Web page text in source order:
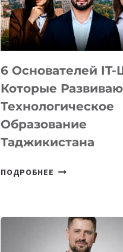
УСТРОЙСТВА
OPENAI
6 Основателей
Которые
Технологическое
Образование
Таджикистана
ПОДРОБНЕЕ
КОТОРЫЕ
РАЗВИВАЮТ